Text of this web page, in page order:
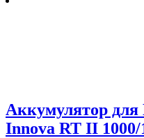
Аккумулятор
Innova RT II 1000/